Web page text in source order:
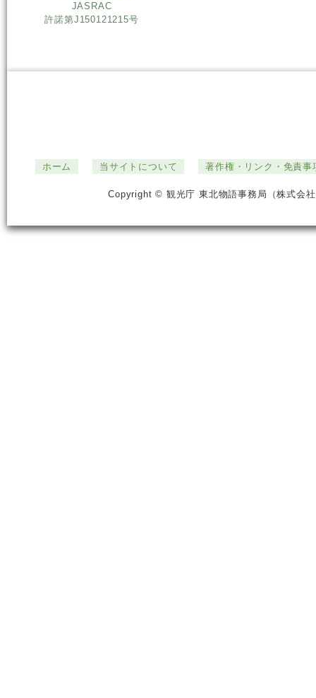
JASRAC
許諾第J150121215号
ホーム 当サイトについて 著作権・リンク・免責事
Copyright © 観光庁 東北物語事務局（株式会